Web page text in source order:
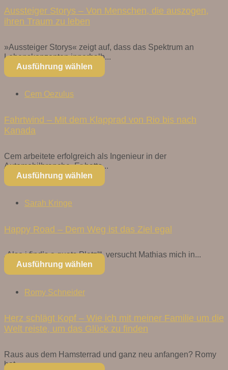
Aussteiger Storys – Von Menschen, die auszogen,
ihren Traum zu leben
»Aussteiger Storys« zeigt auf, dass das Spektrum an
Lebenskonzepten innerhalb...
Ausführung wählen
Cem Oezulus
Fahrtwind – Mit dem Klapprad von Rio bis nach
Kanada
Cem arbeitete erfolgreich als Ingenieur in der
Automobilbranche. Er hatte...
Ausführung wählen
Sarah Kringe
Happy Road – Dem Weg ist das Ziel egal
„Also i find’s a guats Platzl“, versucht Mathias mich in...
Ausführung wählen
Romy Schneider
Herz schlägt Kopf – Wie ich mit meiner Familie um die
Welt reiste, um das Glück zu finden
Raus aus dem Hamsterrad und ganz neu anfangen? Romy
hat...